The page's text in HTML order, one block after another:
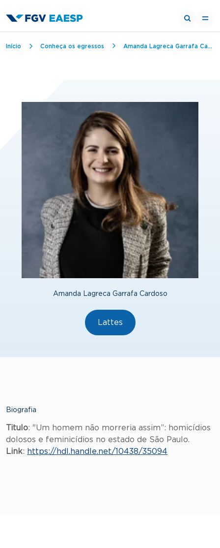
Trilha de navegação
Início Conheça os egressos Amanda Lagreca Garrafa Cardoso
Amanda Lagreca Garrafa Cardoso
Lattes
Biografia
Titulo: "Um homem não morreria assim”: homicídios
dolosos e feminicídios no estado de São Paulo.
Link: https://hdl.handle.net/10438/35094